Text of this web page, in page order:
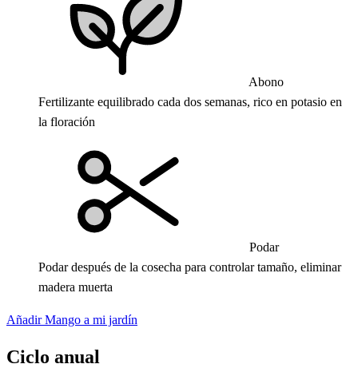
Abono
Fertilizante equilibrado cada dos semanas, rico en potasio en
la floración
Podar
Podar después de la cosecha para controlar tamaño, eliminar
madera muerta
Añadir Mango a mi jardín
Ciclo anual